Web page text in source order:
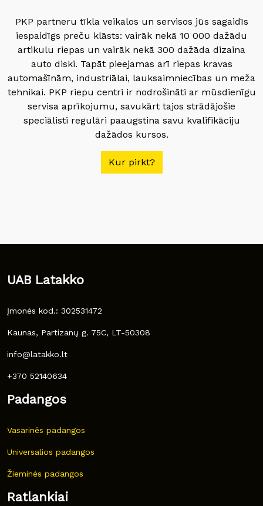
PKP partneru tīkla veikalos un servisos jūs sagaidīs
iespaidīgs preču klāsts: vairāk nekā 10 000 dažādu
artikulu riepas un vairāk nekā 300 dažāda dizaina
auto diski. Tapāt pieejamas arī riepas kravas
automašīnām, industriālai, lauksaimniecības un meža
tehnikai. PKP riepu centri ir nodrošināti ar mūsdienīgu
servisa aprīkojumu, savukārt tajos strādājošie
speciālisti regulāri paaugstina savu kvalifikāciju
dažādos kursos.
Kur pirkt?
UAB Latakko
Įmonės kod.: 302531472
Kaunas, Partizanų g. 75C, LT-50308
info@latakko.lt
+370 52140634
Padangos
Vasarinės padangos
Universalios padangos
Žieminės padangos
Ratlankiai